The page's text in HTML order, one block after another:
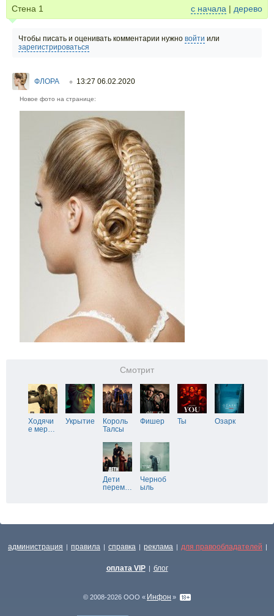
Стена 1 с начала | дерево
Чтобы писать и оценивать комментарии нужно войти или
зарегистрироваться
ФЛОРА ○ 13:27 06.02.2020
Новое фото на странице:
Смотрит
Ходячи
е мер…
Укрытие
Король
Талсы
Фишер Ты Озарк
Дети
перем…
Черноб
ыль
администрация | правила | справка | реклама | для правообладателей |
оплата VIP | блог
© 2008-2026 ООО « Инфон »